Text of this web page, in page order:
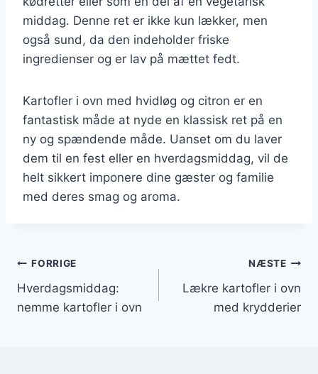
middag. Denne ret er ikke kun lækker, men
også sund, da den indeholder friske
ingredienser og er lav på mættet fedt.
Kartofler i ovn med hvidløg og citron er en
fantastisk måde at nyde en klassisk ret på en
ny og spændende måde. Uanset om du laver
dem til en fest eller en hverdagsmiddag, vil de
helt sikkert imponere dine gæster og familie
med deres smag og aroma.
Indlægsnavigation
FORRIGE
Hverdagsmiddag:
nemme kartofler i ovn
NÆSTE
Lækre kartofler i ovn
med krydderier